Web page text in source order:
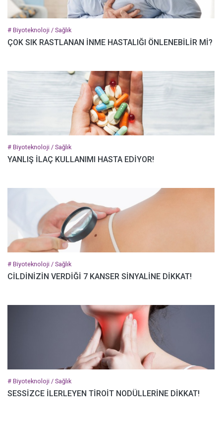
# Biyoteknoloji / Sağlık
ÇOK SIK RASTLANAN İNME HASTALIĞI ÖNLENEBİLİR Mİ?
# Biyoteknoloji / Sağlık
YANLIŞ İLAÇ KULLANIMI HASTA EDİYOR!
# Biyoteknoloji / Sağlık
CİLDİNİZİN VERDİĞİ 7 KANSER SİNYALİNE DİKKAT!
# Biyoteknoloji / Sağlık
SESSİZCE İLERLEYEN TİROİT NODÜLLERİNE DİKKAT!